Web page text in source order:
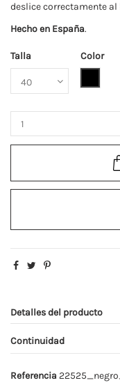
deslice correctamente al
Hecho en España.
Talla
Color
Detalles del producto
Continuidad
Referencia